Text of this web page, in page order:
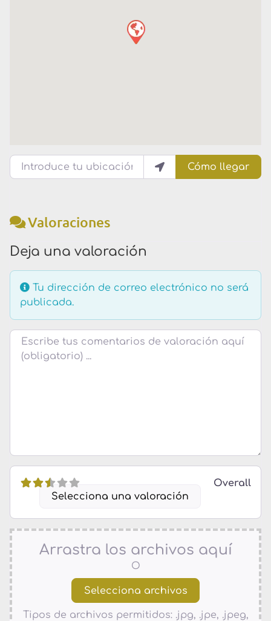
Introduce tu ubicación
Cómo llegar
Valoraciones
Deja una valoración
Tu dirección de correo electrónico no será
publicada.
Texto de la reseña
Selecciona una valoración
Overall
Arrastra los archivos aquí
O
Tipos de archivos permitidos: .jpg, .jpe, .jpeg,